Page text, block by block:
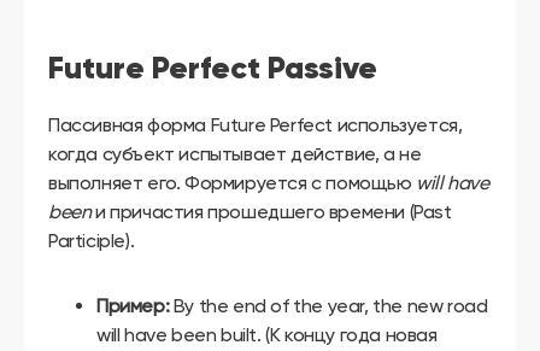
Future Perfect Passive
Пассивная форма Future Perfect используется,
когда субъект испытывает действие, а не
выполняет его. Формируется с помощью will have
beenи причастия прошедшего времени (Past
Participle).
Пример:By the end of the year, the new road
will have been built. (К концу года новая